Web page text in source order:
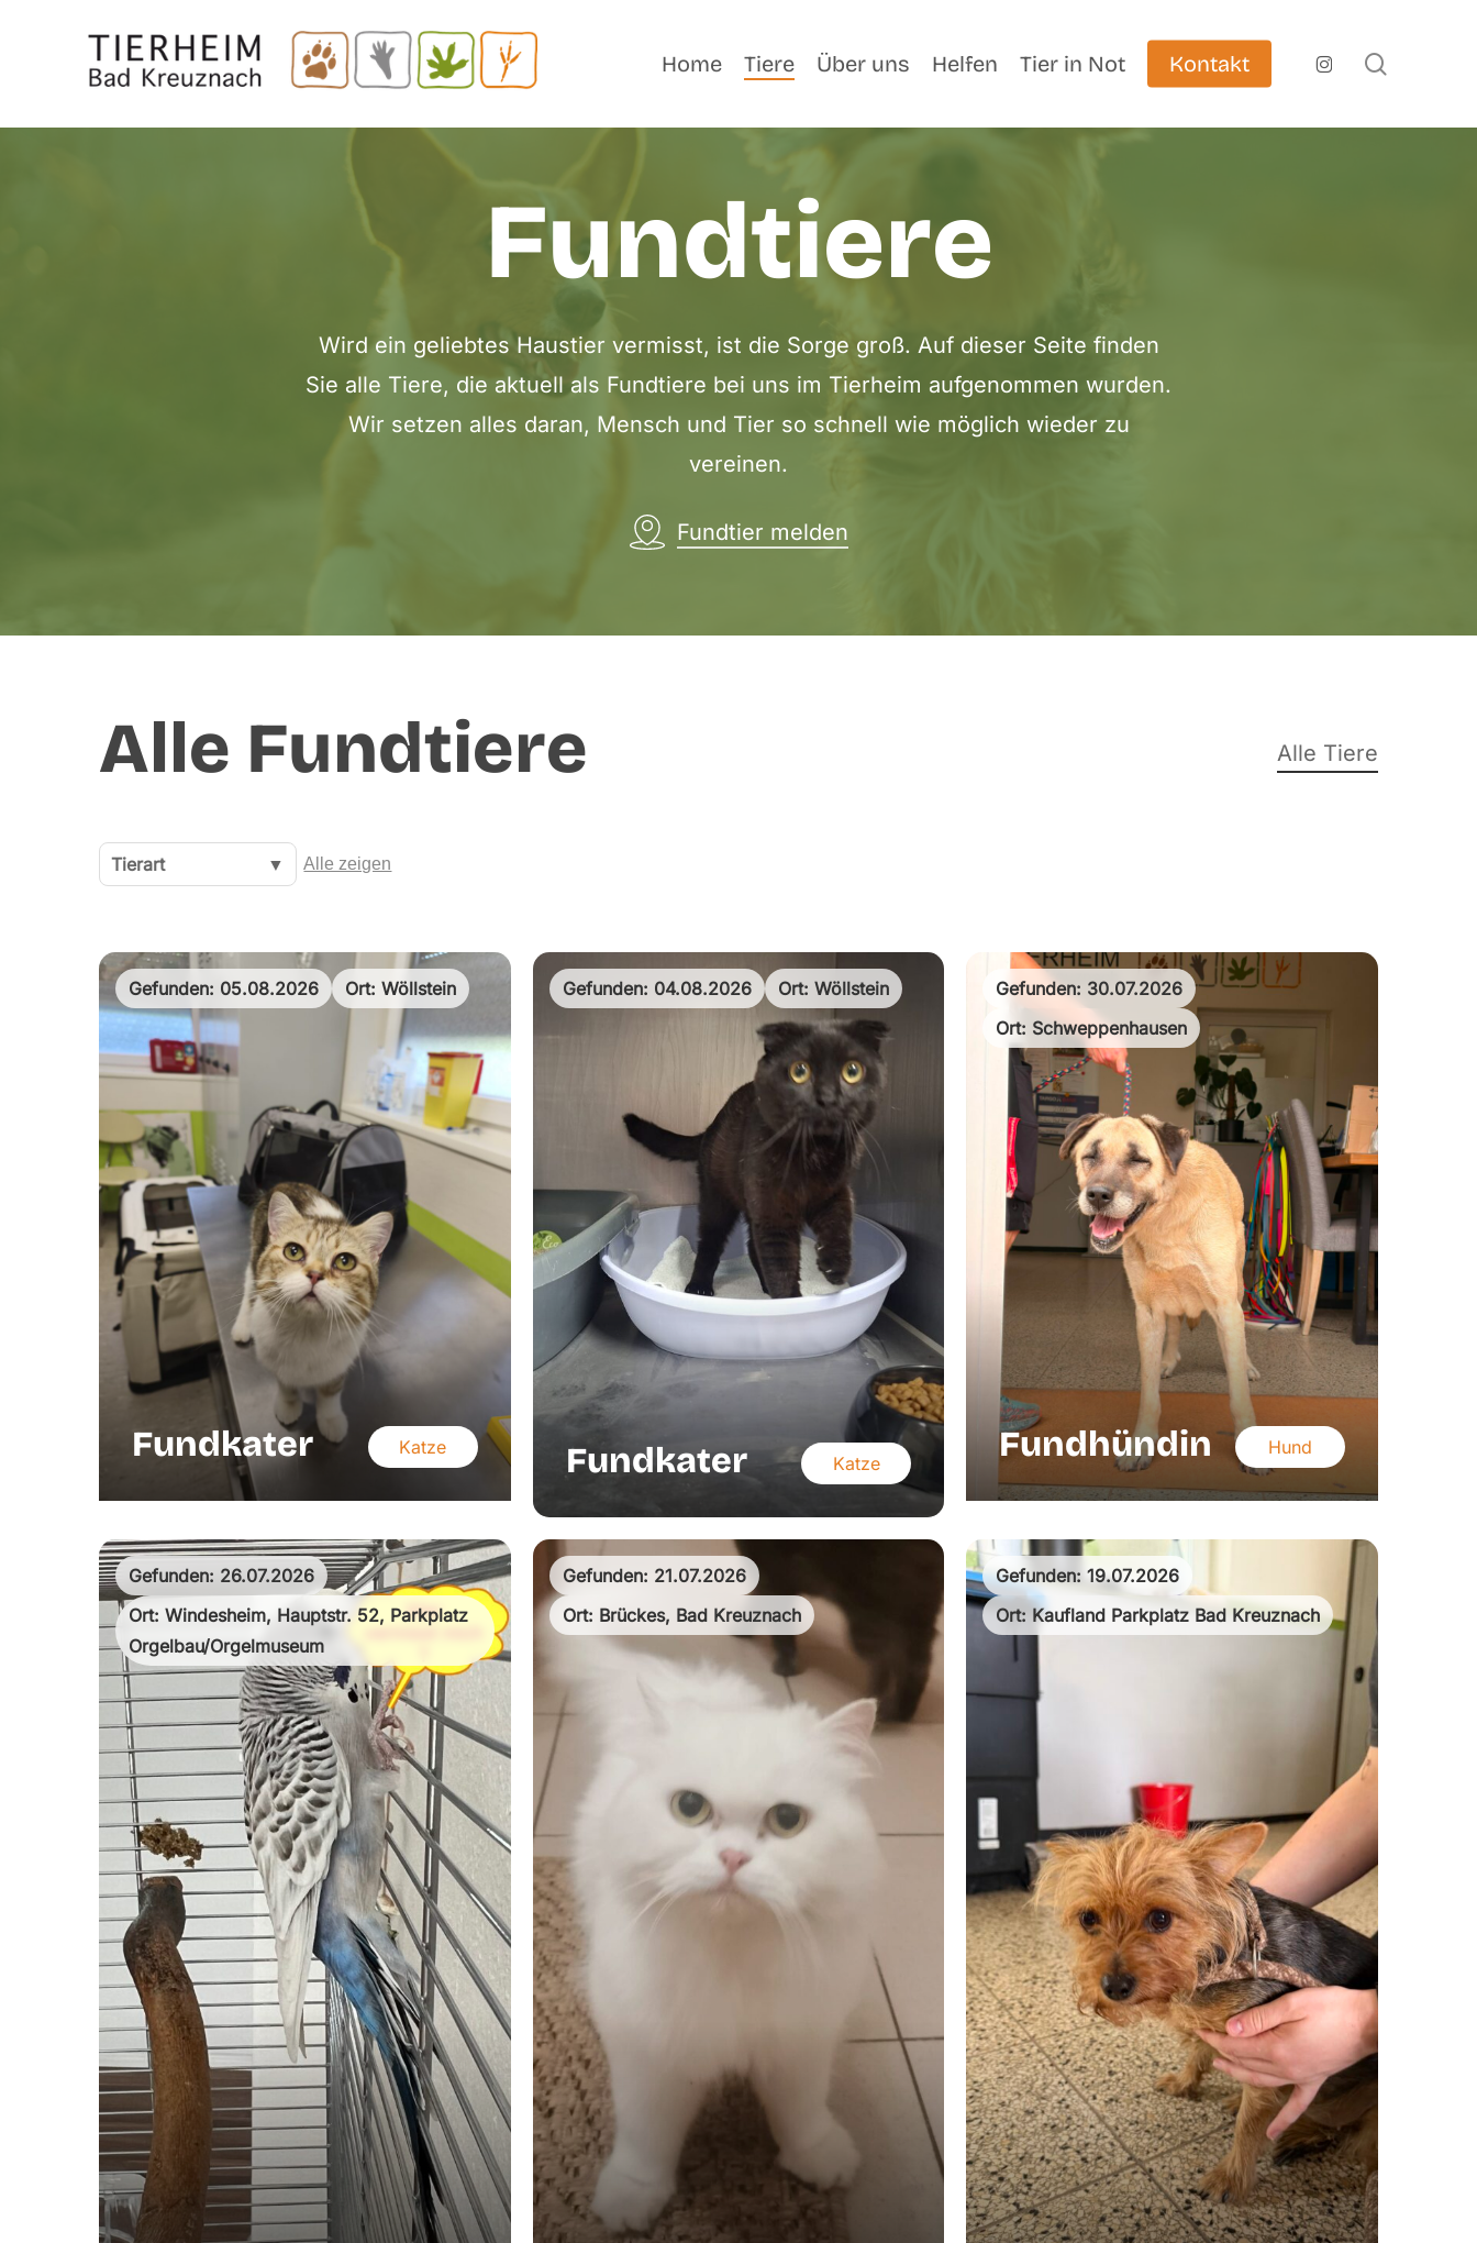
Home Tiere Über uns Helfen Tier in Not Kontakt instagram
Fundtiere
Wird ein geliebtes Haustier vermisst, ist die Sorge groß. Auf dieser Seite finden
Sie alle Tiere, die aktuell als Fundtiere bei uns im Tierheim aufgenommen wurden.
Wir setzen alles daran, Mensch und Tier so schnell wie möglich wieder zu
vereinen.
Fundtier melden
Alle Fundtiere Alle Tiere
Tierart ▼ Alle zeigen
Gefunden: 05.08.2026 Ort: Wöllstein
Fundkater Katze
Gefunden: 04.08.2026 Ort: Wöllstein
Fundkater Katze
Gefunden: 30.07.2026
Ort: Schweppenhausen
Fundhündin Hund
Gefunden: 26.07.2026
Ort: Windesheim, Hauptstr. 52, Parkplatz
Orgelbau/Orgelmuseum
Gefunden: 21.07.2026
Ort: Brückes, Bad Kreuznach
Gefunden: 19.07.2026
Ort: Kaufland Parkplatz Bad Kreuznach